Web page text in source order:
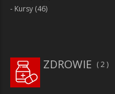
Kursy (46)
ZDROWIE 2